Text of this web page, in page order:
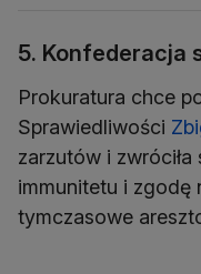
5. Konfederacja
Prokuratura chce
Sprawiedliwości
zarzutów i
immunitetu i zgodę
tymczasowe